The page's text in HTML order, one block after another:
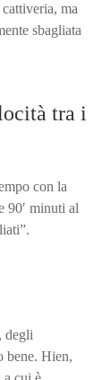
ma
sbagliata
tra i
con la
90′ minuti al
degli
bene. Hien,